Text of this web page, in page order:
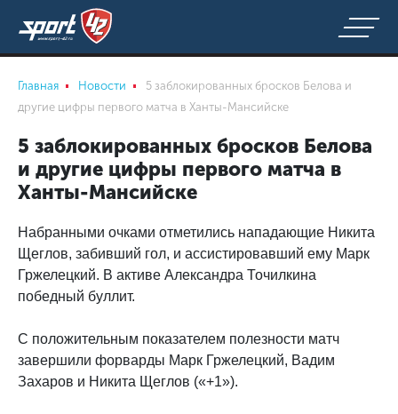
Главная Новости
5 заблокированных бросков Белова и
другие цифры первого матча в Ханты-Мансийске
5 заблокированных бросков Белова
и другие цифры первого матча в
Ханты-Мансийске
Набранными очками отметились нападающие Никита
Щеглов, забивший гол, и ассистировавший ему Марк
Гржелецкий. В активе Александра Точилкина
победный буллит.
С положительным показателем полезности матч
завершили форварды Марк Гржелецкий, Вадим
Захаров и Никита Щеглов («+1»).